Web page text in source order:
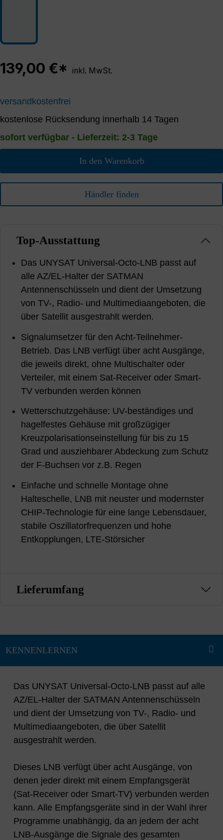
139,00 €* inkl. MwSt.
versandkostenfrei
kostenlose Rücksendung innerhalb 14 Tagen
sofort verfügbar - Lieferzeit: 2-3 Tage
In den Warenkorb
Händler finden
Top-Ausstattung
Das UNYSAT Universal-Octo-LNB passt auf
alle AZ/EL-Halter der SATMAN
Antennenschüsseln und dient der Umsetzung
von TV-, Radio- und Multimediaangeboten, die
über Satellit ausgestrahlt werden.
Signalumsetzer für den Acht-Teilnehmer-
Betrieb. Das LNB verfügt über acht Ausgänge,
die jeweils direkt, ohne Multischalter oder
Verteiler, mit einem Sat-Receiver oder Smart-
TV verbunden werden können
Wetterschutzgehäuse: UV-beständiges und
hagelfestes Gehäuse mit großzügiger
Kreuzpolarisationseinstellung für bis zu 15
Grad und ausziehbarer Abdeckung zum Schutz
der F-Buchsen vor z.B. Regen
Einfache und schnelle Montage ohne
Halteschelle, LNB mit neuster und modernster
CHIP-Technologie für eine lange Lebensdauer,
stabile Oszillatorfrequenzen und hohe
Entkopplungen, LTE-Störsicher
Lieferumfang
Das UNYSAT Universal-Octo-LNB passt auf alle
AZ/EL-Halter der SATMAN Antennenschüsseln
und dient der Umsetzung von TV-, Radio- und
Multimediaangeboten, die über Satellit
ausgestrahlt werden.
Dieses LNB verfügt über acht Ausgänge, von
denen jeder direkt mit einem Empfangsgerät
(Sat-Receiver oder Smart-TV) verbunden werden
kann. Alle Empfangsgeräte sind in der Wahl ihrer
Programme unabhängig, da an jedem der acht
LNB-Ausgänge die Signale des gesamten